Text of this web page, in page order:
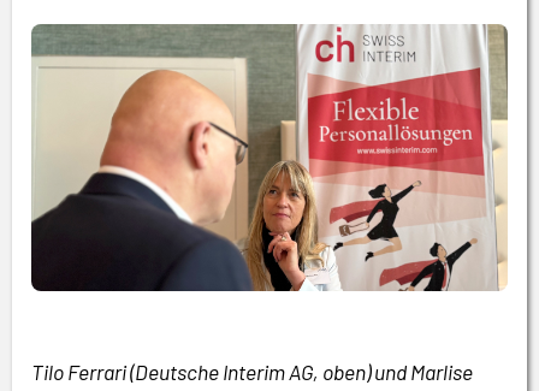
Tilo Ferrari (Deutsche Interim AG, oben) und Marlise